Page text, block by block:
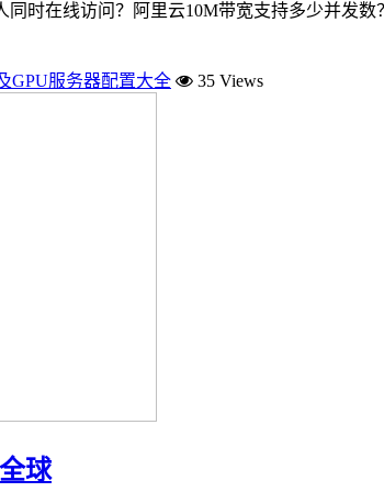
同时在线访问？阿里云10M带宽支持多少并发
GPU服务器配置大全 35 Views
球